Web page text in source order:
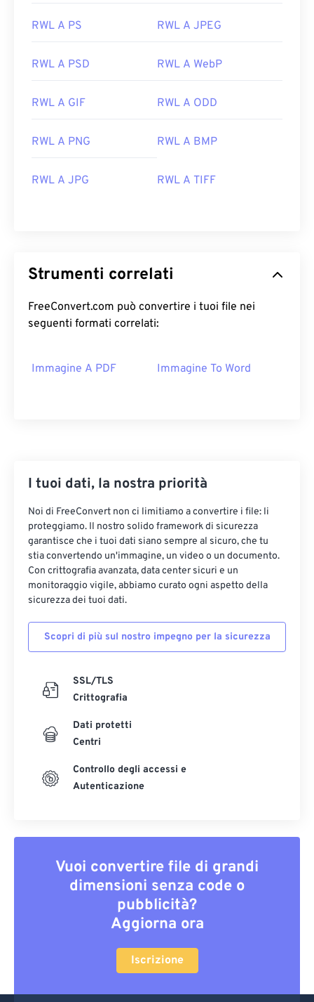
RWL A PS RWL A JPEG
RWL A PSD RWL A WebP
RWL A GIF RWL A ODD
RWL A PNG RWL A BMP
RWL A JPG RWL A TIFF
Strumenti correlati
FreeConvert.com può convertire i tuoi file nei
seguenti formati correlati:
Immagine A PDF Immagine To Word
I tuoi dati, la nostra priorità
Noi di FreeConvert non ci limitiamo a convertire i file: li
proteggiamo. Il nostro solido framework di sicurezza
garantisce che i tuoi dati siano sempre al sicuro, che tu
stia convertendo un'immagine, un video o un documento.
Con crittografia avanzata, data center sicuri e un
monitoraggio vigile, abbiamo curato ogni aspetto della
sicurezza dei tuoi dati.
Scopri di più sul nostro impegno per la sicurezza
SSL/TLS
Crittografia
Dati protetti
Centri
Controllo degli accessi e
Autenticazione
Vuoi convertire file di grandi
dimensioni senza code o
pubblicità?
Aggiorna ora
Iscrizione